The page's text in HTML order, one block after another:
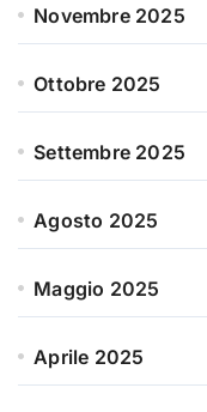
Novembre 2025
Ottobre 2025
Settembre 2025
Agosto 2025
Maggio 2025
Aprile 2025